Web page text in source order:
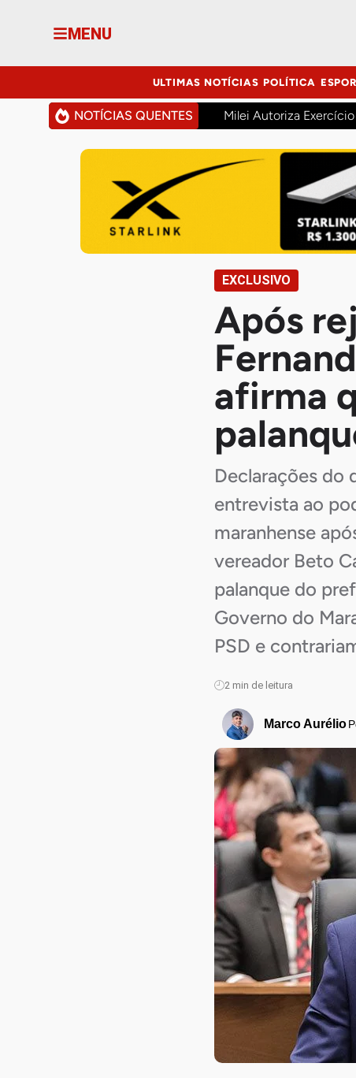
MENU
ULTIMAS NOTÍCIAS POLÍTICA
NOTÍCIAS QUENTES Milei Autoriza
EXCLUSIVO
Após
afirma
Declarações do
entrevista ao
maranhense
vereador Beto
palanque do
Governo do
PSD e
2 min de leitura
Marco Aurélio